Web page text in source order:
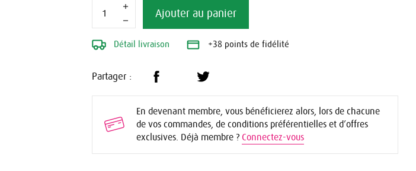
Ajouter au panier
Détail livraison +38 points de fidélité
Partager :
En devenant membre, vous bénéficierez alors, lors de chacune
de vos commandes, de conditions préférentielles et d’offres
exclusives. Déjà membre ? Connectez-vous